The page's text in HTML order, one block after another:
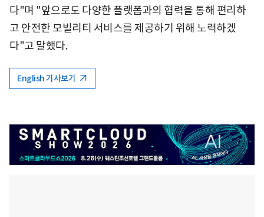
다"며 "앞으로도 다양한 플랫폼과의 협력을 통해 편리하
고 안전한 모빌리티 서비스를 제공하기 위해 노력하겠
다"고 말했다.
English 기사보기